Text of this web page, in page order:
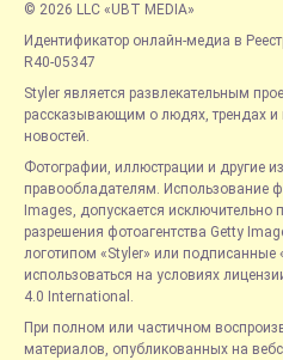
© 2026 LLC «UBT MEDIA»
Идентификатор онлайн-медиа в
R40-05347
Styler является развлекательным
рассказывающим о людях, трендах и
новостей.
Фотографии, иллюстрации и другие
правообладателям. Использование
Images, допускается исключительно
разрешения фотоагентства Getty
логотипом «Styler» или подписанные
использоваться на условиях
4.0 International.
При полном или частичном
материалов, опубликованных на